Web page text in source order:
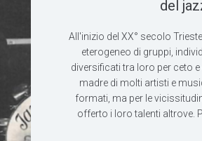
del
All'inizio del XX° secolo
eterogeneo di gruppi,
diversificati tra loro per ceto
madre di molti artisti e
formati, ma per le
offerto i loro talenti altrove.